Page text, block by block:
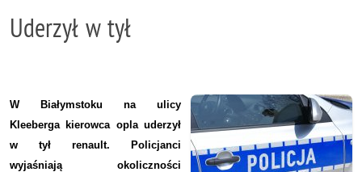
Uderzył w tył
W Białymstoku na ulicy
Kleeberga kierowca opla uderzył
w tył renault. Policjanci
wyjaśniają okoliczności